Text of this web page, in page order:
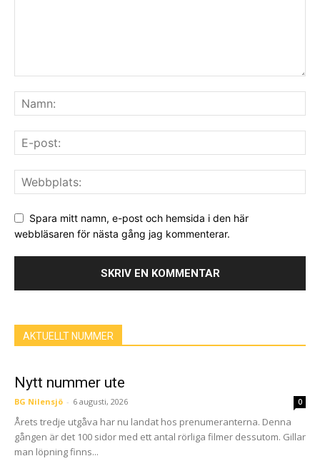
Spara mitt namn, e-post och hemsida i den här
webbläsaren för nästa gång jag kommenterar.
AKTUELLT NUMMER
Nytt nummer ute
BG Nilensjö - 6 augusti, 2026 0
Årets tredje utgåva har nu landat hos prenumeranterna. Denna
gången är det 100 sidor med ett antal rörliga filmer dessutom. Gillar
man löpning finns...